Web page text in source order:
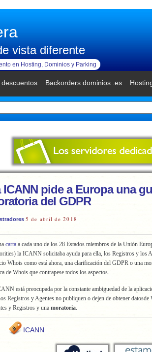
vista diferente
en Hosting, Dominios y Parking
Backorders dominios .es
ICANN pide a Europa una
del GDPR
5 de abril de 2018
carta a cada uno de los 28 Estados miembros de la Unión
la ICANN solicitaba ayuda para ella, los Registros y los
Whois como está ahora, una clarificación del GDPR o una
de Whois que contrapese todos los aspectos.
está preocupada por la constante ambiguedad de la
Registros y Agentes no publiquen o dejen de obtener
y Registros y una moratoria.
ICANN